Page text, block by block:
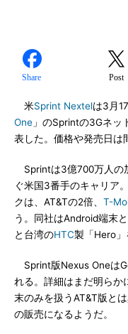
Share Post
米Sprint Nextelは3月
One 」のSprintの3Gネッ
表した。価格や発売日は
Sprintは3億700万人の
ぐ米国3番手のキャリア
クは、AT&Tの2倍、 T-
う。同社はAndroid端末
と台湾のHTC製「Hero」
Sprint版Nexus Oneは
れる。詳細はまだ明らか
末のみを扱うAT&T版と
の販売になるようだ。